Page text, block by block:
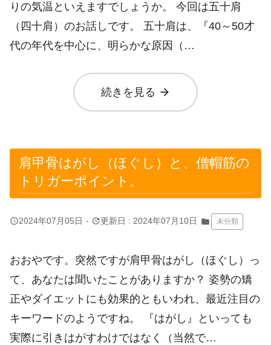
りの気温といえますでしょうか。 今回は五十肩
（四十肩）のお話しです。 五十肩は、『40～50才
代の年代を中心に、明らかな原因（…
続きを見る arrow_forward
肩甲骨はがし（ほぐし）と、僧帽筋の
トリガーポイント。
query_builder2024年07月05日 - update更新日 : 2024年07月10日 folder 未分類
おおやです。突然ですが肩甲骨はがし（ほぐし）っ
て、あなたは聞いたことがありますか？ 姿勢の矯
正やダイエットにも効果的ともいわれ、最近注目の
キーワードのようですね。 『はがし』といっても
実際に引きはがすわけではなく（当然で…